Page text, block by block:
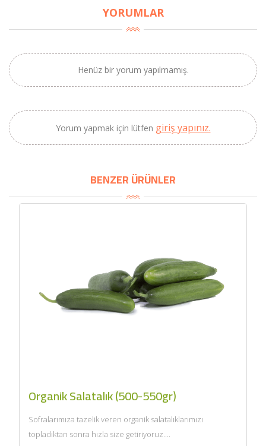
YORUMLAR
Henüz bir yorum yapılmamış.
Yorum yapmak için lütfen giriş yapınız.
BENZER ÜRÜNLER
Organik Salatalık (500-550gr)
Sofralarımıza tazelik veren organik salatalıklarımızı
topladıktan sonra hızla size getiriyoruz....
×
BU HAFTANIN PLANLI İNDİRİMİ
2100,00 TL
(2025 Yeni Hasat,
Güney Ege, 5 Litre) -
AtcaNova
SEPETE EKLE